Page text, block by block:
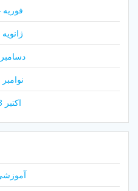
فوریه 2024
ژانویه 2024
دسامبر 2023
نوامبر 2023
اکتبر 2023